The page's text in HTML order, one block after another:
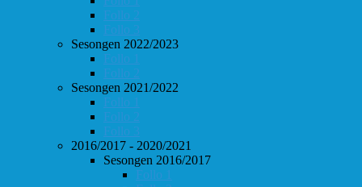
Follo 2
Follo 3
Sesongen 2022/2023
Follo 1
Follo 2
Sesongen 2021/2022
Follo 1
Follo 2
Follo 3
2016/2017 - 2020/2021
Sesongen 2016/2017
Follo 1